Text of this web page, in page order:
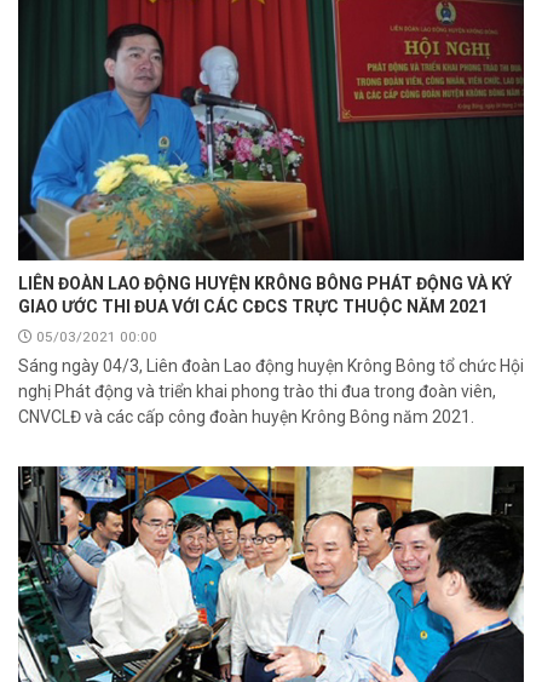
LIÊN ĐOÀN LAO ĐỘNG HUYỆN KRÔNG BÔNG PHÁT ĐỘNG VÀ KÝ
GIAO ƯỚC THI ĐUA VỚI CÁC CĐCS TRỰC THUỘC NĂM 2021
05/03/2021 00:00
Sáng ngày 04/3, Liên đoàn Lao động huyện Krông Bông tổ chức Hội
nghị Phát động và triển khai phong trào thi đua trong đoàn viên,
CNVCLĐ và các cấp công đoàn huyện Krông Bông năm 2021.